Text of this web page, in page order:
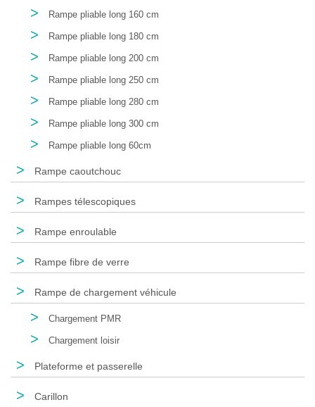
> Rampe pliable long 160 cm
> Rampe pliable long 180 cm
> Rampe pliable long 200 cm
> Rampe pliable long 250 cm
> Rampe pliable long 280 cm
> Rampe pliable long 300 cm
> Rampe pliable long 60cm
> Rampe caoutchouc
> Rampes télescopiques
> Rampe enroulable
> Rampe fibre de verre
> Rampe de chargement véhicule
> Chargement PMR
> Chargement loisir
> Plateforme et passerelle
> Carillon